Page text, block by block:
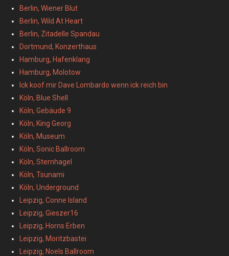
Berlin, Wiener Blut
Berlin, Wild At Heart
Berlin, Zitadelle Spandau
Dortmund, Konzerthaus
Hamburg, Hafenklang
Hamburg, Molotow
Ick koof mir Dave Lombardo wenn ick reich bin
Köln, Blue Shell
Köln, Gebäude 9
Köln, King Georg
Köln, Museum
Köln, Sonic Ballroom
Köln, Sternhagel
Köln, Tsunami
Köln, Underground
Leipzig, Conne Island
Leipzig, Gieszer16
Leipzig, Horns Erben
Leipzig, Moritzbastei
Leipzig, Noels Ballroom